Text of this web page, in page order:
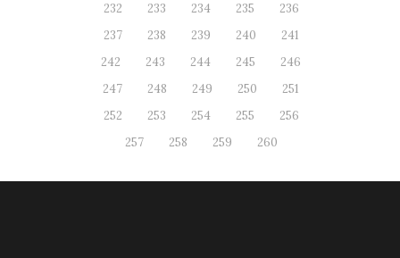
232
233 234 235
236
237
238 239 240
241
242
243 244 245
246
247
248 249 250
251
252
253 254 255
256
257
258 259 260